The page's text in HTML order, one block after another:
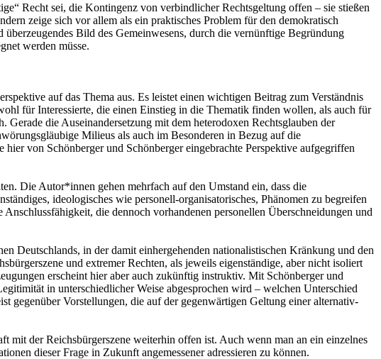
Recht sei, die Kontingenz von verbindlicher Rechtsgeltung offen – sie stießen
zeige sich vor allem als ein praktisches Problem für den demokratisch
Bild des Gemeinwesens, durch die vernünftige Begründung
werden müsse.
auf das Thema aus. Es leistet einen wichtigen Beitrag zum Verständnis
für Interessierte, die einen Einstieg in die Thematik finden wollen, als auch für
die Auseinandersetzung mit dem heterodoxen Rechtsglauben der
Milieus als auch im Besonderen in Bezug auf die
von Schönberger und Schönberger eingebrachte Perspektive aufgegriffen
Die Autor*innen gehen mehrfach auf den Umstand ein, dass die
ideologisches wie personell-organisatorisches, Phänomen zu begreifen
die dennoch vorhandenen personellen Überschneidungen und
Deutschlands, in der damit einhergehenden nationalistischen Kränkung und den
und extremer Rechten, als jeweils eigenständige, aber nicht isoliert
erscheint hier aber auch zukünftig instruktiv. Mit Schönberger und
in unterschiedlicher Weise abgesprochen wird – welchen Unterschied
gegenüber Vorstellungen, die auf der gegenwärtigen Geltung einer alternativ-
mit der Reichsbürgerszene weiterhin offen ist. Auch wenn man an ein einzelnes
dieser Frage in Zukunft angemessener adressieren zu können.